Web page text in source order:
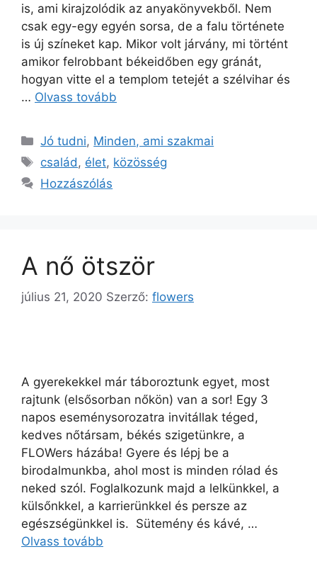
is, ami kirajzolódik az anyakönyvekből. Nem
csak egy-egy egyén sorsa, de a falu története
is új színeket kap. Mikor volt járvány, mi történt
amikor felrobbant békeidőben egy gránát,
hogyan vitte el a templom tetejét a szélvihar és
… Olvass tovább
Jó tudni, Minden, ami szakmai
család , élet, közösség
Hozzászólás
A nő ötször
július 21, 2020 Szerző: flowers
A gyerekekkel már táboroztunk egyet, most
rajtunk (elsősorban nőkön) van a sor! Egy 3
napos eseménysorozatra invitállak téged,
kedves nőtársam, békés szigetünkre, a
FLOWers házába! Gyere és lépj be a
birodalmunkba, ahol most is minden rólad és
neked szól. Foglalkozunk majd a lelkünkkel, a
külsőnkkel, a karrierünkkel és persze az
egészségünkkel is. Sütemény és kávé, …
Olvass tovább